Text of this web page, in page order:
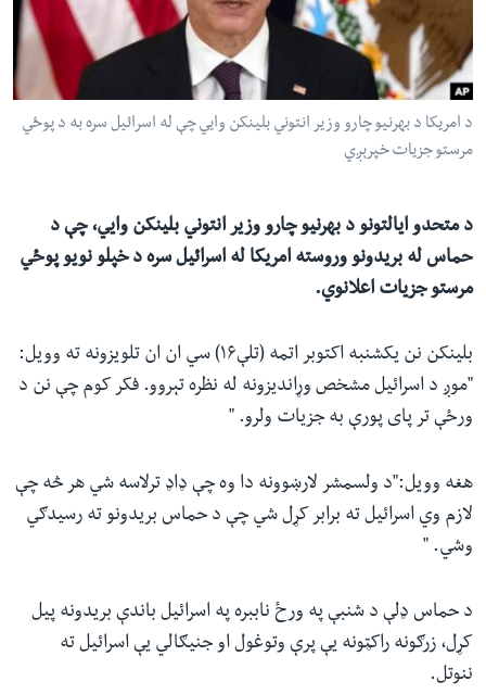
لټون
ځای
لاړ
له مونږ سره په تماس کې پاتې شئ
ژبې
د امریکا د بهرنیو چارو وزیر انتوني بلینکن وایي چې له اسرائیل سره به د پوځي
مرستو جزیات خپرېږي
د متحدو ایالتونو د بهرنیو چارو وزیر انتوني بلینکن وايي، چې د
حماس له بریدونو وروسته امریکا له اسرائیل سره د خپلو نویو پوځي
مرستو جزیات اعلانوي.
بلینکن نن یکشنبه اکتوبر اتمه (تلې۱۶) سي ان ان تلویزونه ته وویل:
"موږ د اسرائیل مشخص وړاندیزونه له نظره تېروو. فکر کوم چې نن د
ورځې تر پای پورې به جزیات ولرو. "
هغه وویل:"د ولسمشر لارښوونه دا وه چې ډاډ ترلاسه شي هر څه چې
لازم وي اسرائیل ته برابر کړل شي چې د حماس بریدونو ته رسیدګي
وشي. "
د حماس ډلې د شنبې په ورځ ناببره په اسرائیل باندې بریدونه پیل
کړل، زرګونه راکټونه یې پرې وتوغول او جنیګالي يې اسرائیل ته
ننوتل.